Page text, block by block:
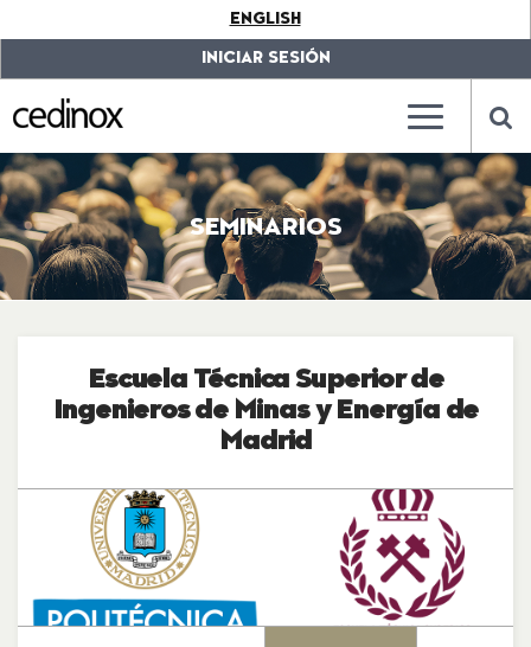
label.access.jump.content???
???
label.access.jump.header???
label.access.jump.footer???
???
label.access.jump.menu???
ENGLISH
INICIAR SESIÓN
???
???
SEMINARIOS
Escuela Técnica Superior de
Ingenieros de Minas y Energía de
Madrid